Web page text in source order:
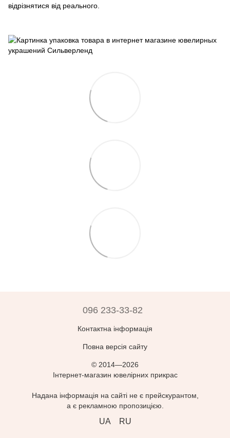
відрізнятися від реального.
096 233-33-82
Контактна інформація
Повна версія сайту
© 2014—2026
Інтернет-магазин ювелірних прикрас
Надана інформація на сайті не є прейскурантом,
а є рекламною пропозицією.
UA RU